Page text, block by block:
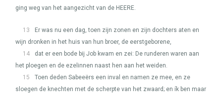
ging weg van het aangezicht van de HEERE.
13
Er was nu een dag, toen zijn zonen en zijn dochters aten en
wijn dronken in het huis van hun broer, de eerstgeborene,
14
dat er een bode bij Job kwam en zei: De runderen waren aan
het ploegen en de ezelinnen naast hen aan het weiden.
15
Toen deden Sabeeërs een inval en namen ze mee, en ze
sloegen de knechten met de scherpte van het zwaard; en ík ben maar